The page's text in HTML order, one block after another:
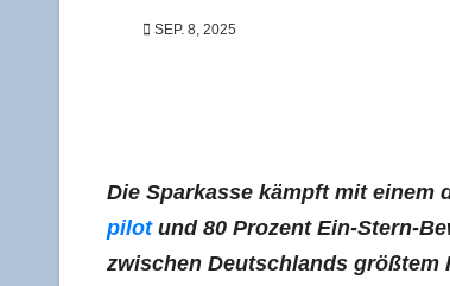
SEP. 8, 2025
Die Spar­kas­se kämpft mit einem
pi­lotund 80 Pro­zent Ein-Stern-
zwi­schen Deutsch­lands